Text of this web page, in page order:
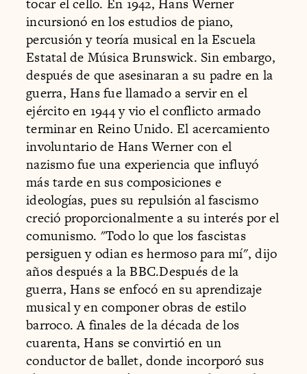
tocar el cello. En 1942, Hans Werner
incursionó en los estudios de piano,
percusión y teoría musical en la Escuela
Estatal de Música Brunswick. Sin embargo,
después de que asesinaran a su padre en la
guerra, Hans fue llamado a servir en el
ejército en 1944 y vio el conflicto armado
terminar en Reino Unido. El acercamiento
involuntario de Hans Werner con el
nazismo fue una experiencia que influyó
más tarde en sus composiciones e
ideologías, pues su repulsión al fascismo
creció proporcionalmente a su interés por el
comunismo. "Todo lo que los fascistas
persiguen y odian es hermoso para mí", dijo
años después a la BBC.Después de la
guerra, Hans se enfocó en su aprendizaje
musical y en componer obras de estilo
barroco. A finales de la década de los
cuarenta, Hans se convirtió en un
conductor de ballet, donde incorporó sus